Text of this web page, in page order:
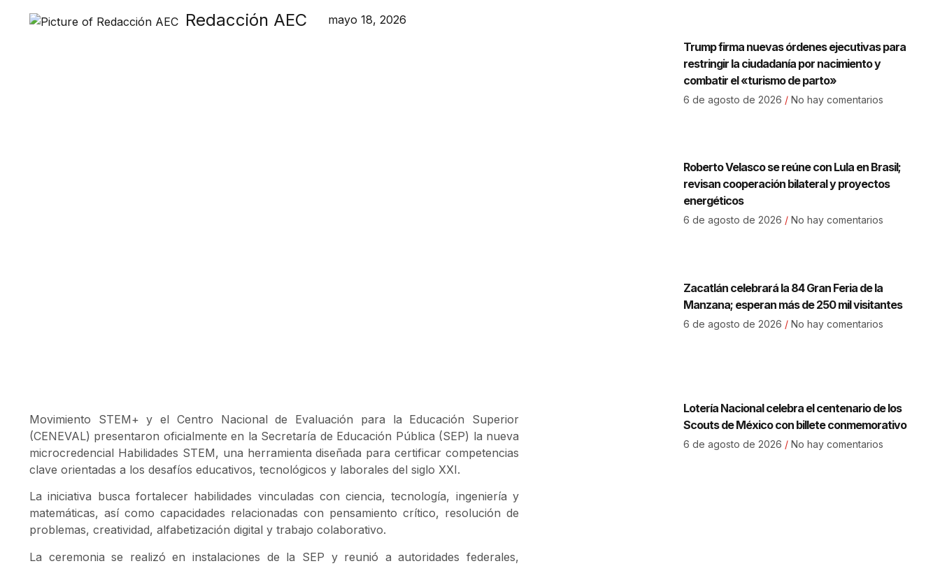
Redacción AEC mayo 18, 2026
Movimiento STEM+ y el Centro Nacional de Evaluación para la Educación Superior
(CENEVAL) presentaron oficialmente en la Secretaría de Educación Pública (SEP) la nueva
microcredencial Habilidades STEM, una herramienta diseñada para certificar competencias
clave orientadas a los desafíos educativos, tecnológicos y laborales del siglo XXI.
La iniciativa busca fortalecer habilidades vinculadas con ciencia, tecnología, ingeniería y
matemáticas, así como capacidades relacionadas con pensamiento crítico, resolución de
problemas, creatividad, alfabetización digital y trabajo colaborativo.
La ceremonia se realizó en instalaciones de la SEP y reunió a autoridades federales,
Trump firma nuevas órdenes ejecutivas para
restringir la ciudadanía por nacimiento y
combatir el «turismo de parto»
6 de agosto de 2026 No hay comentarios
Roberto Velasco se reúne con Lula en Brasil;
revisan cooperación bilateral y proyectos
energéticos
6 de agosto de 2026 No hay comentarios
Zacatlán celebrará la 84 Gran Feria de la
Manzana; esperan más de 250 mil visitantes
6 de agosto de 2026 No hay comentarios
Lotería Nacional celebra el centenario de los
Scouts de México con billete conmemorativo
6 de agosto de 2026 No hay comentarios